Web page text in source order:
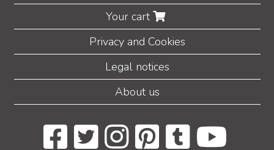
Your cart
Privacy and Cookies
Legal notices
About us